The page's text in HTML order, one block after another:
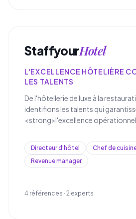
StaffyourHotel
L'EXCELLENCE HÔTELIÈRE
LES TALENTS
De l'hôtellerie de luxe à la
identifions les talents qui
<strong>l'excellence
Directeur d'hôtel
Chef de
Revenue manager
4 références · 2 experts